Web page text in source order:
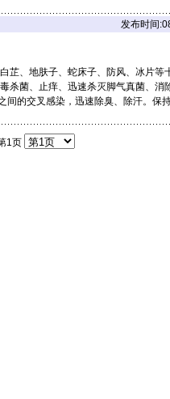
发布时间
芷、地肤子、蛇床子、防风、冰片等
杀菌、止痒、迅速杀灭脚气真菌、消
间的交叉感染，迅速除臭、除汗。保
1页